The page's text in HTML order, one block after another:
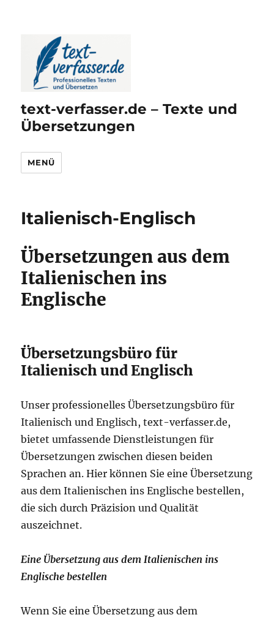
text-verfasser.de – Texte und
Übersetzungen
MENÜ
Italienisch-Englisch
Übersetzungen aus dem
Italienischen ins
Englische
Übersetzungsbüro für
Italienisch und Englisch
Unser professionelles Übersetzungsbüro für
Italienisch und Englisch, text-verfasser.de,
bietet umfassende Dienstleistungen für
Übersetzungen zwischen diesen beiden
Sprachen an. Hier können Sie eine Übersetzung
aus dem Italienischen ins Englische bestellen,
die sich durch Präzision und Qualität
auszeichnet.
Eine Übersetzung aus dem Italienischen ins
Englische bestellen
Wenn Sie eine Übersetzung aus dem